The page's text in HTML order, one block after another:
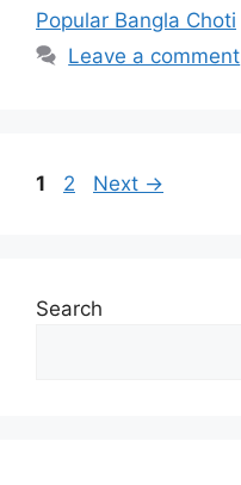
Popular Bangla Choti
Leave a comment
Page
1 Page
2 Next →
Search